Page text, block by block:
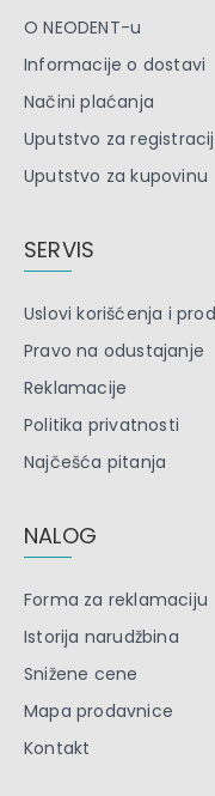
O NEODENT-u
Informacije o dostavi
Načini plaćanja
Uputstvo za
Uputstvo za kupovinu
SERVIS
Uslovi korišćenja i
Pravo na odustajanje
Reklamacije
Politika privatnosti
Najčešća pitanja
NALOG
Forma za reklamaciju
Istorija narudžbina
Snižene cene
Mapa prodavnice
Kontakt